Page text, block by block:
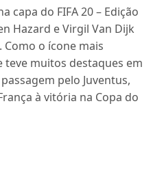
capa do FIFA 20 – Edição
Hazard e Virgil Van Dijk
o ícone mais
teve muitos destaques em
pelo Juventus,
à vitória na Copa do